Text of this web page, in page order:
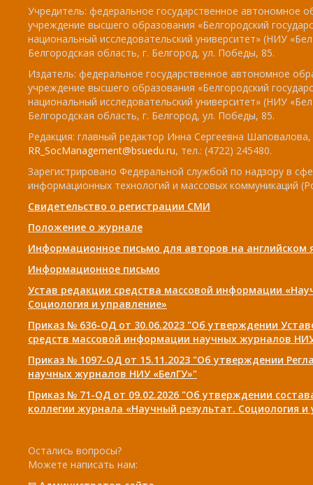
Учредитель: федеральное государственное автономное
учреждение высшего образования «Белгородский
национальный исследовательский университет» (НИУ
Белгородская область, г. Белгород, ул. Победы, 85.
Издатель: федеральное государственное автономное
учреждение высшего образования «Белгородский
национальный исследовательский университет» (НИУ
Белгородская область, г. Белгород, ул. Победы, 85.
Редакция: главный редактор Инна Сергеевна
RR_SocManagement@bsuedu.ru, тел.: (4722) 245480.
Зарегистрировано Федеральной службой по надзору в
информационных технологий и массовых коммуникаций
Свидетельство о регистрации СМИ
Положение о журнале
Информационное письмо для авторов на английском
Информационное письмо
Устав редакции средства массовой информации
Социология и управление»
Приказ № 636-ОД от 30.06.2023 "Об утверждении
средств массовой информации научных журналов
Приказ № 1097-ОД от 15.11.2023 "Об утверждении
научных журналов НИУ «БелГУ»"
Приказ № 71-ОД от 09.02.2026 "Об утверждении
коллегии журнала «Научный результат. Социология и
Остались вопросы?
Можете написать нам: